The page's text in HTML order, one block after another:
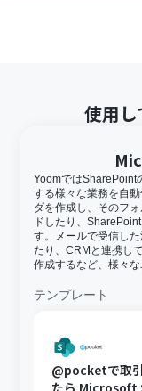
トリガー、各
ル容量の詳細
https://
オペレーショ
際は、ミニプ
ランの場合は
ださい。
使用
YoomではSharePoint
する様々な業務を自
ダを作成し、そのフ
ドしたり、
す。メールで受信し
たり、CRMと連携し
作成するなど、様々
テンプレート
@pocketで取
たら